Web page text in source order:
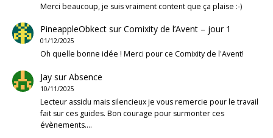
Merci beaucoup, je suis vraiment content que ça plaise :-)
PineappleObkectsurComixity de l’Avent – jour 1
01/12/2025
Oh quelle bonne idée ! Merci pour ce Comixity de l'Avent!
JaysurAbsence
10/11/2025
Lecteur assidu mais silencieux je vous remercie pour le travail
fait sur ces guides. Bon courage pour surmonter ces
évènements.…